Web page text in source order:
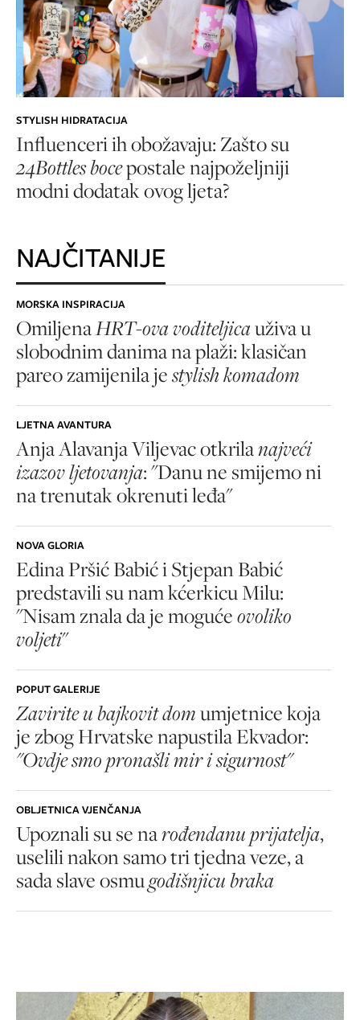
STYLISH HIDRATACIJA
Influenceri ih obožavaju: Zašto su
24Bottles bocepostale najpoželjniji
modni dodatak ovog ljeta?
NAJČITANIJE
MORSKA INSPIRACIJA
OmiljenaHRT-ova voditeljicauživa u
slobodnim danima na plaži: klasičan
pareo zamijenila jestylish komadom
LJETNA AVANTURA
Anja Alavanja Viljevac otkrilanajveći
izazov ljetovanja: "Danu ne smijemo ni
na trenutak okrenuti leđa"
NOVA GLORIA
Edina Pršić Babić i Stjepan Babić
predstavili su nam kćerkicu Milu:
"Nisam znala da je mogućeovoliko
voljeti"
POPUT GALERIJE
Zavirite u bajkovit domumjetnice koja
je zbog Hrvatske napustila Ekvador:
"Ovdje smo pronašli mir i sigurnost"
OBLJETNICA VJENČANJA
Upoznali su se narođendanu prijatelja,
uselili nakon samo tri tjedna veze, a
sada slave osmugodišnjicu braka